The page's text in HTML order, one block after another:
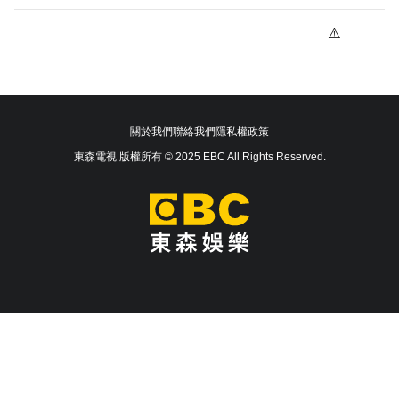
關於我們聯絡我們隱私權政策
東森電視 版權所有 © 2025 EBC All Rights Reserved.